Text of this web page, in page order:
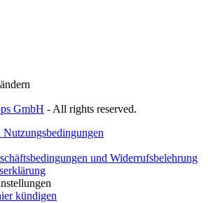
GmbH - All rights reserved.
Nutzungsbedingungen
und Widerrufsbelehrung
kündigen